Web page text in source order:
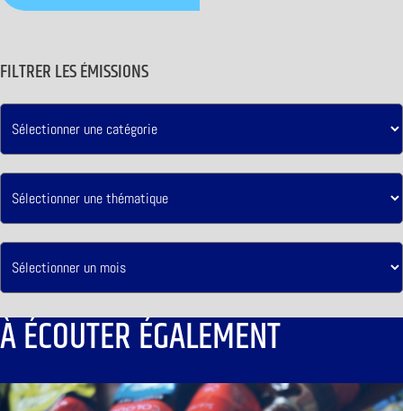
FILTRER LES ÉMISSIONS
À ÉCOUTER ÉGALEMENT